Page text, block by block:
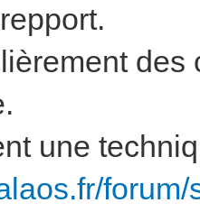
des
une